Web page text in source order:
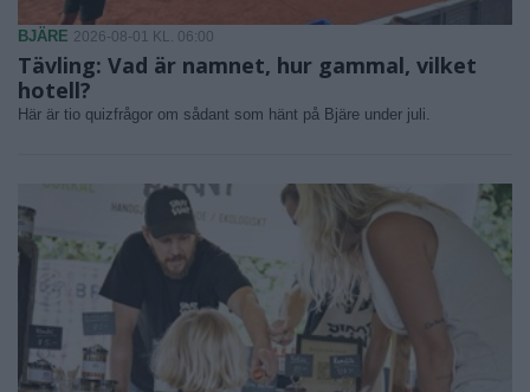
BJÄRE 2026-08-01 KL. 06:00
Tävling: Vad är namnet, hur gammal, vilket
hotell?
Här är tio quizfrågor om sådant som hänt på Bjäre under juli.